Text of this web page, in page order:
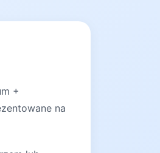
+
na